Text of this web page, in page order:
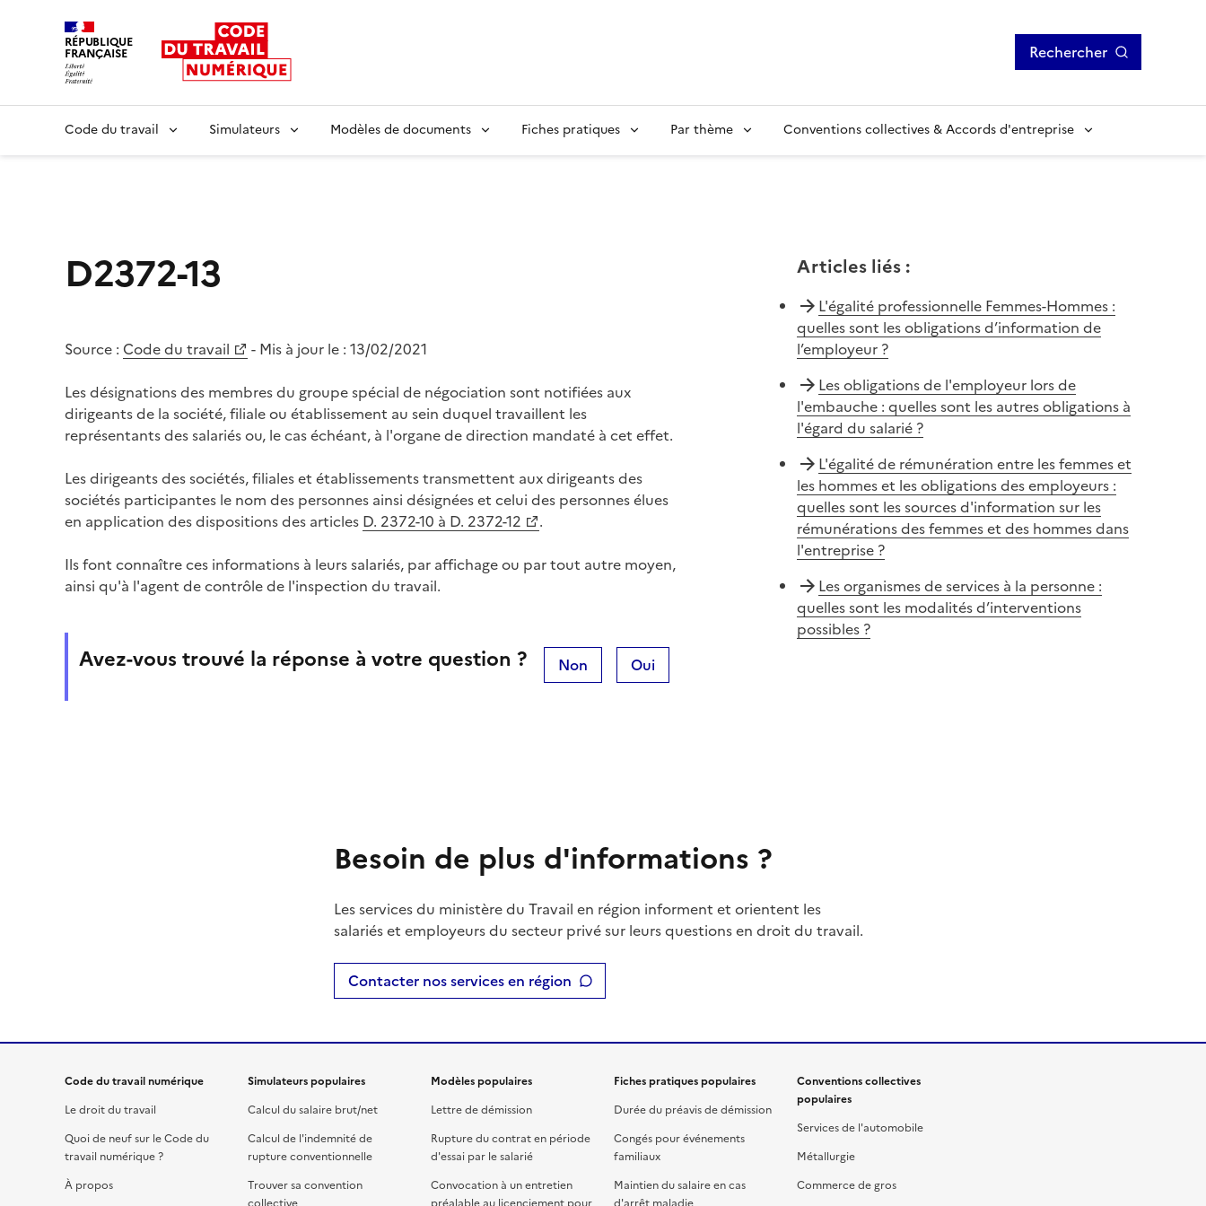
RÉPUBLIQUE
FRANÇAISE Rechercher
Code du travail Simulateurs Modèles de documents Fiches pratiques Par thème Conventions collectives & Accords d'entreprise
D2372-13
Source : Code du travail - Mis à jour le : 13/02/2021
Les désignations des membres du groupe spécial de négociation sont notifiées aux
dirigeants de la société, filiale ou établissement au sein duquel travaillent les
représentants des salariés ou, le cas échéant, à l'organe de direction mandaté à cet effet.
Les dirigeants des sociétés, filiales et établissements transmettent aux dirigeants des
sociétés participantes le nom des personnes ainsi désignées et celui des personnes élues
en application des dispositions des articles D. 2372-10 à D. 2372-12
.
Ils font connaître ces informations à leurs salariés, par affichage ou par tout autre moyen,
ainsi qu'à l'agent de contrôle de l'inspection du travail.
Avez-vous trouvé la réponse à votre question ? Non Oui
Articles liés:
L'égalité professionnelle Femmes-Hommes :
quelles sont les obligations d’information de
l’employeur ?
Les obligations de l'employeur lors de
l'embauche : quelles sont les autres obligations à
l'égard du salarié ?
L'égalité de rémunération entre les femmes et
les hommes et les obligations des employeurs :
quelles sont les sources d'information sur les
rémunérations des femmes et des hommes dans
l'entreprise ?
Les organismes de services à la personne :
quelles sont les modalités d’interventions
possibles ?
Besoin de plus d'informations ?
Les services du ministère du Travail en région informent et orientent les
salariés et employeurs du secteur privé sur leurs questions en droit du travail.
Contacter nos services en région
Code du travail numérique
Le droit du travail
Quoi de neuf sur le Code du
travail numérique ?
À propos
Simulateurs populaires
Calcul du salaire brut/net
Calcul de l'indemnité de
rupture conventionnelle
Trouver sa convention
Modèles populaires
Lettre de démission
Rupture du contrat en période
d'essai par le salarié
Convocation à un entretien
Fiches pratiques populaires
Durée du préavis de démission
Congés pour événements
familiaux
Maintien du salaire en cas
Conventions collectives
populaires
Services de l'automobile
Métallurgie
Commerce de gros